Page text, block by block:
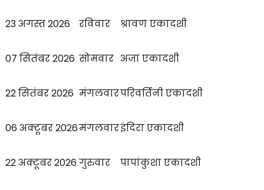
23 अगस्त 2026 रविवार श्रावण एकादशी
07 सितंबर 2026 सोमवार अजा एकादशी
22 सितंबर 2026 मंगलवारपरिवर्तिनी एकादशी
06 अक्टूबर 2026मंगलवारइंदिरा एकादशी
22 अक्टूबर 2026गुरुवार पापांकुशा एकादशी